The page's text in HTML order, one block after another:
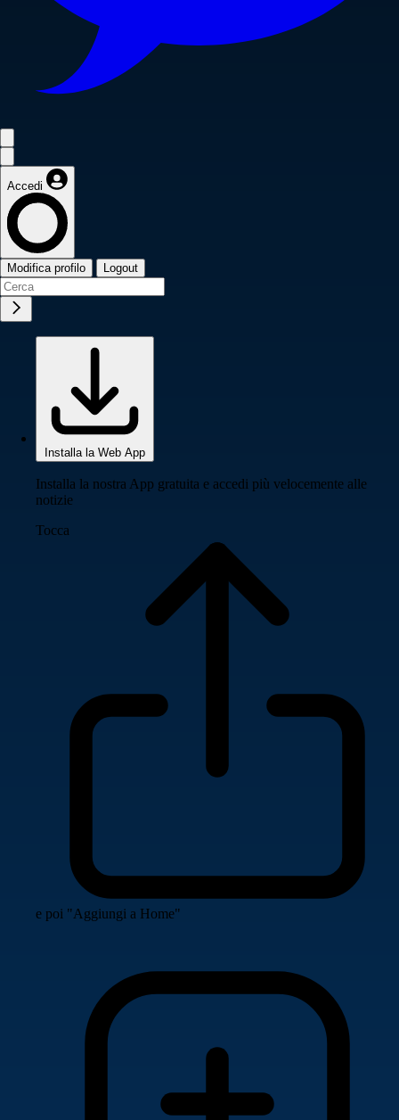
Accedi
Modifica profilo Logout
Installa la Web App
Installa la nostra App gratuita e accedi più velocemente alle
notizie
Tocca
e poi "Aggiungi a Home"